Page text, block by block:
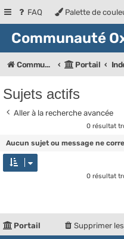
FAQ Palette de
Communauté
Communauté OXyGeN Portail
Sujets actifs
Aller à la recherche avancée
0 résultat
Aucun sujet ou message ne
0 résultat
Portail Supprimer